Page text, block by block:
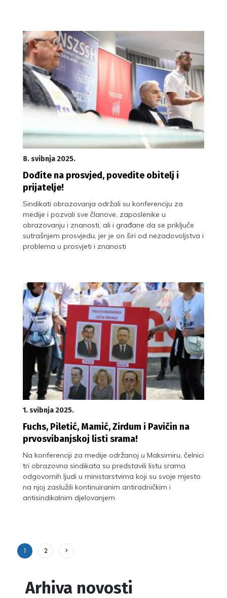
8. svibnja 2025.
Dođite na prosvjed, povedite obitelj i
prijatelje!
Sindikati obrazovanja održali su konferenciju za
medije i pozvali sve članove, zaposlenike u
obrazovanju i znanosti, ali i građane da se priključe
sutrašnjem prosvjedu, jer je on širi od nezadovoljstva i
problema u prosvjeti i znanosti
1. svibnja 2025.
Fuchs, Piletić, Mamić, Zirdum i Pavičin na
prvosvibanjskoj listi srama!
Na konferenciji za medije održanoj u Maksimiru, čelnici
tri obrazovna sindikata su predstavili listu srama
odgovornih ljudi u ministarstvima koji su svoje mjesto
na njoj zaslužili kontinuiranim antiradničkim i
antisindikalnim djelovanjem
1 2 >
Arhiva novosti